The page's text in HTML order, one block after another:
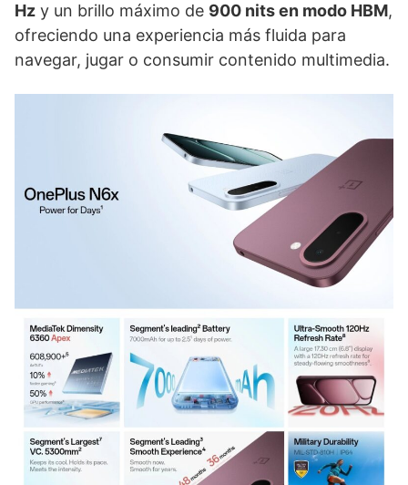
Hz y un brillo máximo de 900 nits en modo HBM,
ofreciendo una experiencia más fluida para
navegar, jugar o consumir contenido multimedia.